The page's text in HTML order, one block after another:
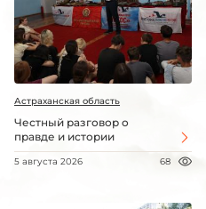
Астраханская область
Честный разговор о
правде и истории
5 августа 2026 68